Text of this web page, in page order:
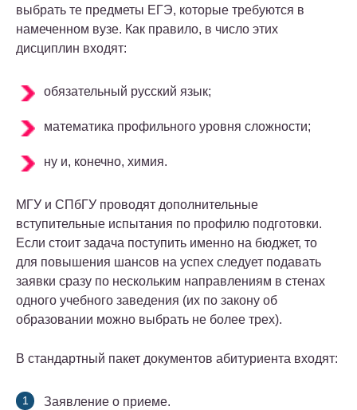
выбрать те предметы ЕГЭ, которые требуются в
намеченном вузе. Как правило, в число этих
дисциплин входят:
обязательный русский язык;
математика профильного уровня сложности;
ну и, конечно, химия.
МГУ и СПбГУ проводят дополнительные
вступительные испытания по профилю подготовки.
Если стоит задача поступить именно на бюджет, то
для повышения шансов на успех следует подавать
заявки сразу по нескольким направлениям в стенах
одного учебного заведения (их по закону об
образовании можно выбрать не более трех).
В стандартный пакет документов абитуриента входят:
Заявление о приеме.